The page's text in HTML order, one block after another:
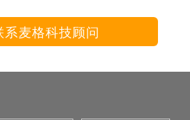
系麦格科技顾问